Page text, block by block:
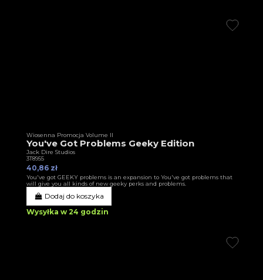
Wiosenna Promocja Volume II
You've Got Problems Geeky Edition
Jack Dire Studios
3T8955
40,86 zł
You've got GEEKY problems is an expansion to You've got problems that
will give you all kinds of new geeky perks and problems.
Dodaj do koszyka
Wysyłka w 24 godzin